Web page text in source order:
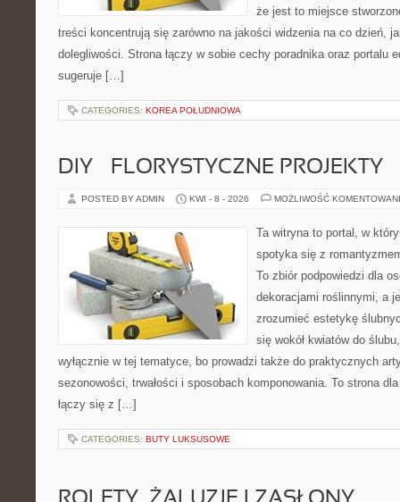
że jest to miejsce
treści koncentrują się zarówno na jakości widzenia na co dzień,
dolegliwości. Strona łączy w sobie cechy poradnika oraz portalu
sugeruje […]
CATEGORIES: KOREA POŁUDNIOWA
DIY – FLORYSTYCZNE PROJEKTY
POSTED BY ADMIN KWI - 8 - 2026 MOŻLIWOŚĆ
Ta witryna to portal, w
spotyka się z
To zbiór podpowiedzi dla
dekoracjami roślinnymi, a
zrozumieć estetykę
się wokół kwiatów do
wyłącznie w tej tematyce, bo prowadzi także do praktycznych
sezonowości, trwałości i sposobach komponowania. To strona
łączy się z […]
CATEGORIES: BUTY LUKSUSOWE